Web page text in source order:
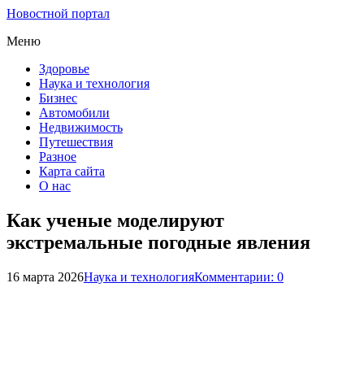
Новостной портал
Меню
Здоровье
Наука и технология
Бизнес
Автомобили
Недвижимость
Путешествия
Разное
Карта сайта
О нас
Как ученые моделируют
экстремальные погодные явления
16 марта 2026Наука и технологияКомментарии: 0